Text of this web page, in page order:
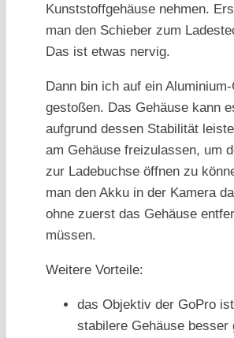
Kunststoffgehäuse nehmen.
man den Schieber zum
Das ist etwas nervig.
Dann bin ich auf ein
gestoßen. Das Gehäuse kann
aufgrund dessen Stabilität
am Gehäuse freizulassen, um
zur Ladebuchse öffnen zu
man den Akku in der Kamera
ohne zuerst das Gehäuse
müssen.
Weitere Vorteile:
das Objektiv der GoPro
stabilere Gehäuse besser